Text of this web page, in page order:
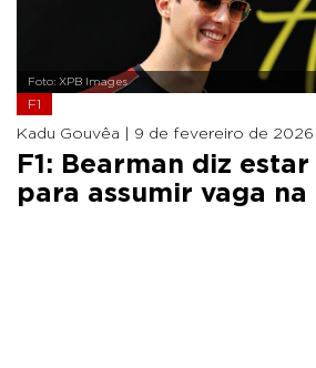
Foto: XPB Images
F1
Kadu Gouvêa | 9 de fevereiro de 2026
F1: Bearman diz
para assumir vaga